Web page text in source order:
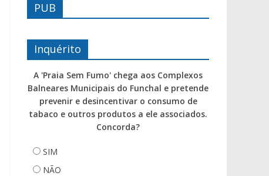
PUB
Inquérito
A 'Praia Sem Fumo' chega aos Complexos
Balneares Municipais do Funchal e pretende
prevenir e desincentivar o consumo de
tabaco e outros produtos a ele associados.
Concorda?
SIM
NÃO